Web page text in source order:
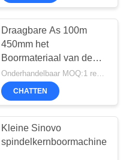
Draagbare As 100m
450mm het
Boormateriaal van de
Slagkern
CHATTEN
Kleine Sinovo
spindelkernboormachine